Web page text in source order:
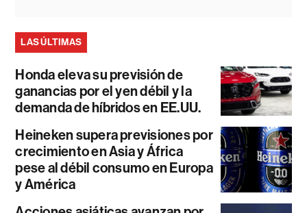
LAS ÚLTIMAS
Honda eleva su previsión de
ganancias por el yen débil y la
demanda de híbridos en EE.UU.
Heineken supera previsiones por
crecimiento en Asia y África
pese al débil consumo en Europa
y América